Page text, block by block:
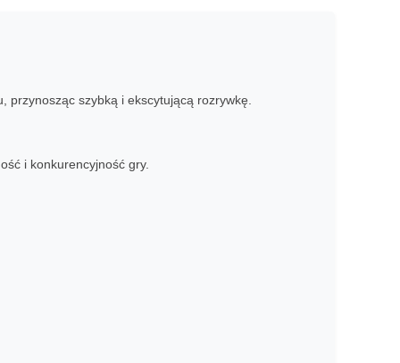
przynosząc szybką i ekscytującą rozrywkę.
i konkurencyjność gry.